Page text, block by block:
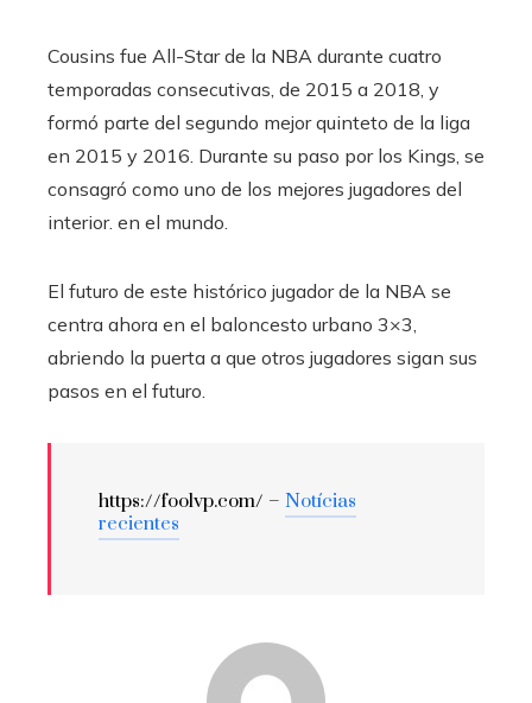
Cousins ​​fue All-Star de la NBA durante cuatro
temporadas consecutivas, de 2015 a 2018, y
formó parte del segundo mejor quinteto de la liga
en 2015 y 2016. Durante su paso por los Kings, se
consagró como uno de los mejores jugadores del
interior. en el mundo.
El futuro de este histórico jugador de la NBA se
centra ahora en el baloncesto urbano 3×3,
abriendo la puerta a que otros jugadores sigan sus
pasos en el futuro.
https://foolvp.com/ – Notícias
recientes